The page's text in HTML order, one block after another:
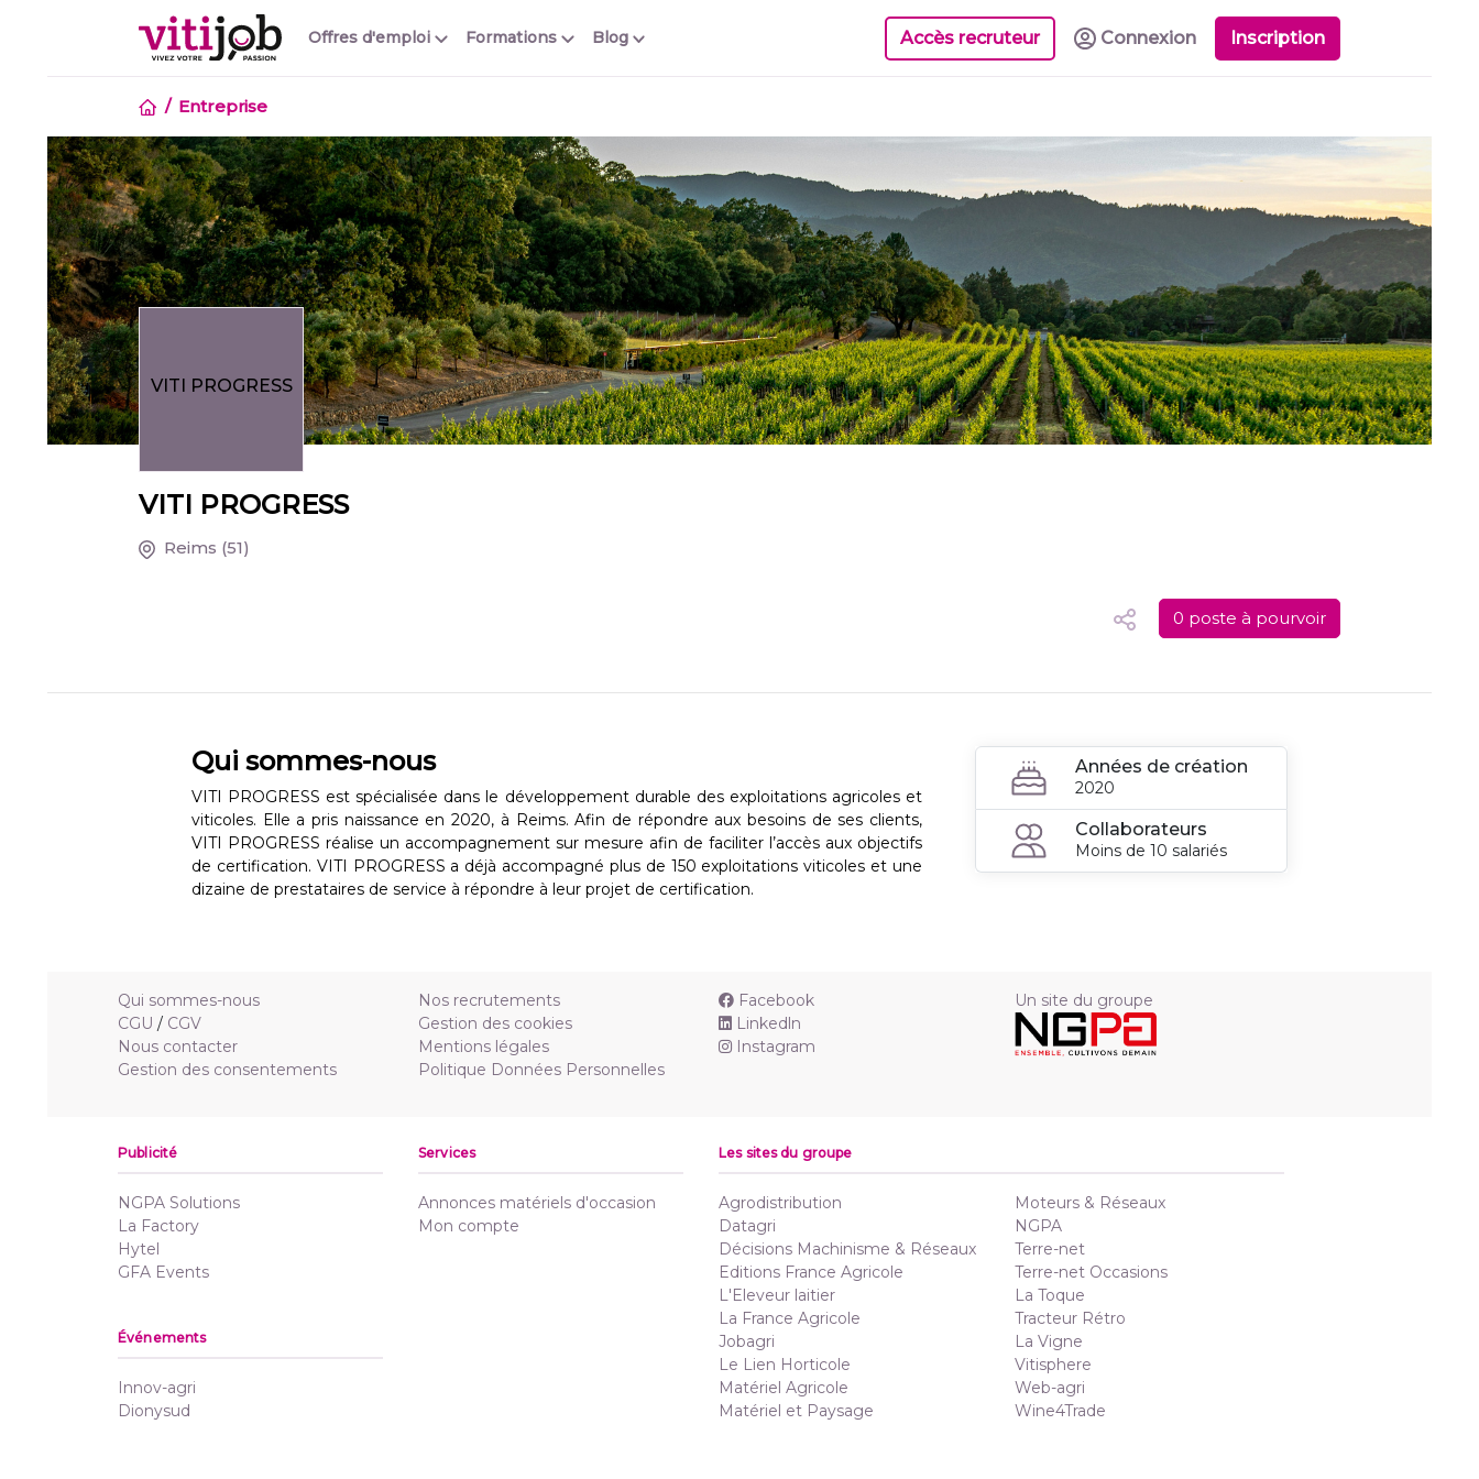
Offres d'emploi Blog
Formations Accès recruteur Connexion Inscription
Entreprise
VITI PROGRESS
VITI PROGRESS
Reims (51)
0 poste à pourvoir
Qui sommes-nous
VITI PROGRESS est spécialisée dans le développement durable des exploitations agricoles et
viticoles. Elle a pris naissance en 2020, à Reims. Afin de répondre aux besoins de ses clients,
VITI PROGRESS réalise un accompagnement sur mesure afin de faciliter l’accès aux objectifs
de certification. VITI PROGRESS a déjà accompagné plus de 150 exploitations viticoles et une
dizaine de prestataires de service à répondre à leur projet de certification.
Années de création
2020
Collaborateurs
Moins de 10 salariés
Qui sommes-nous
CGU / CGV
Nous contacter
Gestion des consentements
Nos recrutements
Gestion des cookies
Mentions légales
Politique Données Personnelles
Facebook
Linkedln
Instagram
Un site du groupe
Publicité
NGPA Solutions
La Factory
Hytel
GFA Events
Services
Annonces matériels d'occasion
Mon compte
Événements
Innov-agri
Dionysud
Les sites du groupe
Agrodistribution
Datagri
Décisions Machinisme & Réseaux
Editions France Agricole
L'Eleveur laitier
La France Agricole
Jobagri
Le Lien Horticole
Matériel Agricole
Matériel et Paysage
Moteurs & Réseaux
NGPA
Terre-net
Terre-net Occasions
La Toque
Tracteur Rétro
La Vigne
Vitisphere
Web-agri
Wine4Trade